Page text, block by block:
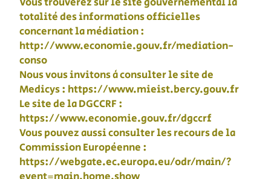
totalité des informations officielles
concernant la médiation :
http://www.economie.gouv.fr/mediation-
conso
Nous vous invitons à consulter le site de
Medicys : https://www.mieist.bercy.gouv.fr
Le site de la DGCCRF :
https://www.economie.gouv.fr/dgccrf
Vous pouvez aussi consulter les recours de la
Commission Européenne :
https://webgate.ec.europa.eu/odr/main/?